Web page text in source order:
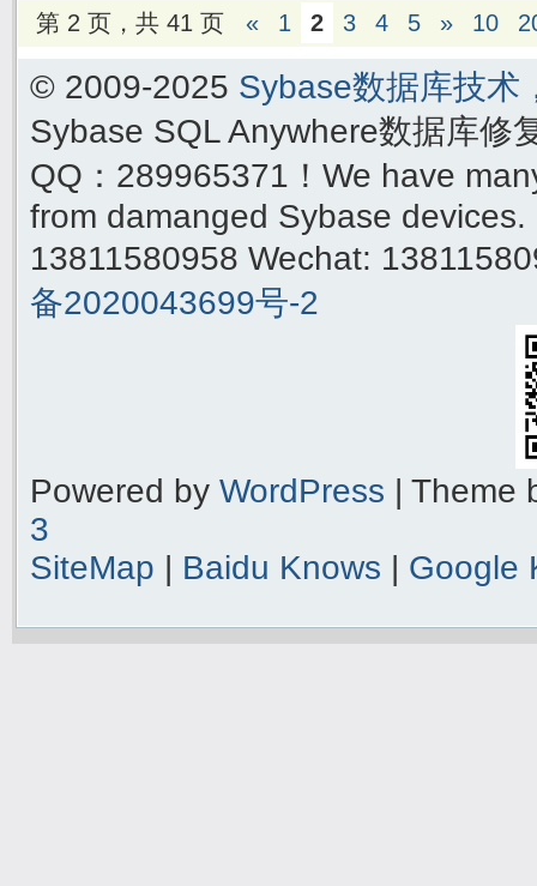
第 2 页，共 41 页
« 1 2 3 4 5 » 10
© 2009-2025 Sybase数据库技术
Sybase SQL Anywhere数据库修
QQ：289965371！We have
from damanged Sybase
13811580958 Wechat:
备2020043699号-2
Powered by WordPress | Theme
3
SiteMap | Baidu Knows | Google